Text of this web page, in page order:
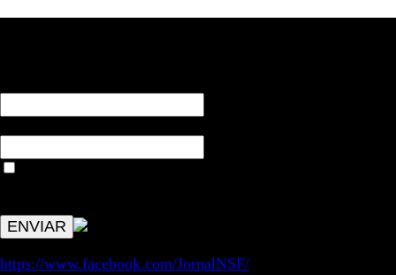
https://www.facebook.com/JornalNSF/